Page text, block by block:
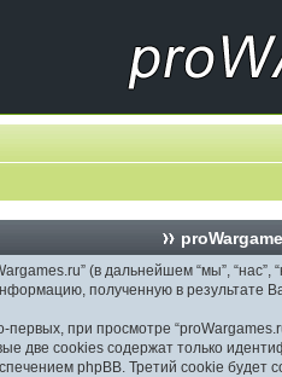
(в дальнейшем “мы”, “нас”,
полученную в
при просмотре
две cookies содержат только
phpBB. Третий cookie будет